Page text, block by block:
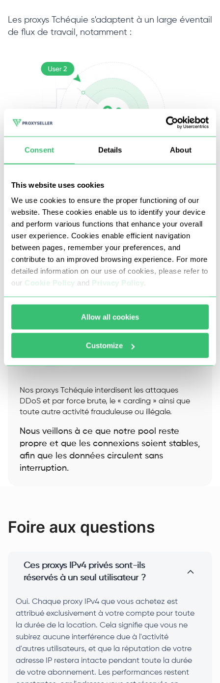
Consent Details About
This website uses cookies
We use cookies to ensure the proper functioning of our
website. These cookies enable us to identify your device
and perform various functions that enhance your overall
user experience. Cookies enable efficient navigation
between pages, remember your preferences, and
contribute to an improved browsing experience. For more
detailed information on our use of cookies, please refer to
our Cookie Policy and Privacy Policy.
Allow all cookies
Customize
Les proxys Tchéquie s'adaptent à un large éventail
de flux de travail, notamment :
Réseaux sociaux
Rotation des adresses IP avec un pool jouissant d'une
bonne réputation
Collecte de données multithread
Suivi des contenus publics et de l'engagement
Nos proxys Tchéquie interdisent les attaques
DDoS et par force brute, le « carding » ainsi que
toute autre activité frauduleuse ou illégale.
Nous veillons à ce que notre pool reste
propre et que les connexions soient stables,
afin que les données circulent sans
interruption.
Foire aux questions
Ces proxys IPv4 privés sont-ils
réservés à un seul utilisateur ?
Oui. Chaque proxy IPv4 que vous achetez est
attribué exclusivement à votre compte pour toute
la durée de la location. Cela signifie que vous ne
subirez aucune interférence due à l'activité
d'autres utilisateurs, et que la réputation de votre
adresse IP restera intacte pendant toute la durée
de votre abonnement. Les performances restent